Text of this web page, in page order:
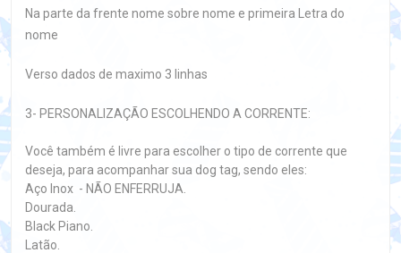
Na parte da frente nome sobre nome e primeira Letra do
nome
Verso dados de maximo 3 linhas
3- PERSONALIZAÇÃO ESCOLHENDO A CORRENTE:
Você também é livre para escolher o tipo de corrente que
deseja, para acompanhar sua dog tag, sendo eles:
Aço Inox - NÃO ENFERRUJA.
Dourada.
Black Piano.
Latão.